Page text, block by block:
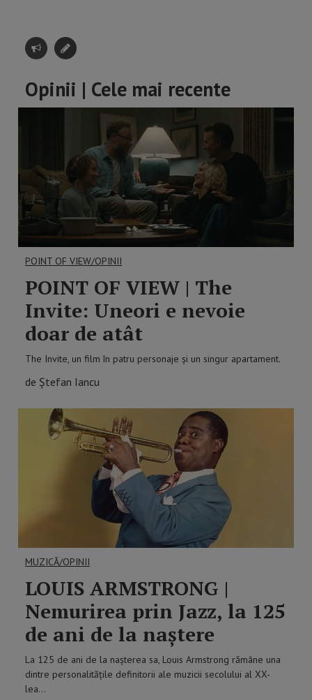
Opinii | Cele mai recente
POINT OF VIEW/OPINII
POINT OF VIEW | The
Invite: Uneori e nevoie
doar de atât
The Invite, un film în patru personaje și un singur apartament.
de Ștefan Iancu
MUZICĂ/OPINII
LOUIS ARMSTRONG |
Nemurirea prin Jazz, la 125
de ani de la naștere
La 125 de ani de la nașterea sa, Louis Armstrong rămâne una
dintre personalitățile definitorii ale muzicii secolului al XX-
lea…